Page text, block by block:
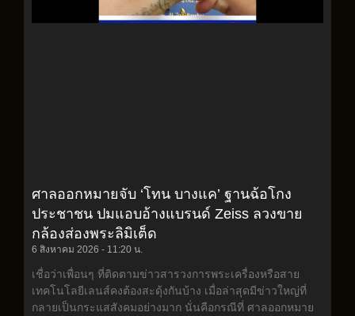
ศาลออกหมายจับ ‘โทน บางแค’ ฐานฉ้อโกง
ประชาชน ปมแอบอ้างแบรนด์ Zeiss ลวงขาย
กล้องส่องพระลิมิเต็ด
6 สิงหาคม 2026 11:20 น.
เชื่อว่าเพื่อนๆ ที่ติดตามข่าวสารวงการพระเครื่องหรือสาย
เทคโนโลยีเลนส์คงต้องสะดุ้งกันบ้าง เมื่อล่าสุดมีข่าวใหญ่ที่
กลายเป็นกระแสสังคมอย่างมาก นั่นคือกรณีที่ ศาลออกหมาย